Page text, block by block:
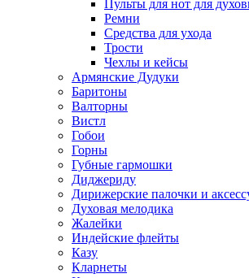
Пульты для нот для
Ремни
Средства для ухода
Трости
Чехлы и кейсы
Армянские Дудуки
Баритоны
Валторны
Вистл
Гобои
Горны
Губные гармошки
Диджериду
Дирижерские палочки и
Духовая мелодика
Жалейки
Индейские флейты
Казу
Кларнеты